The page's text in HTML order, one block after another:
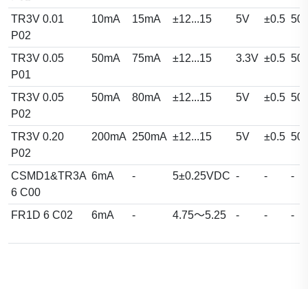
TR3V 0.01
P02
10mA 15mA ±12...15 5V ±0.5 50
TR3V 0.05
P01
50mA 75mA ±12...15 3.3V ±0.5 50
TR3V 0.05
P02
50mA 80mA ±12...15 5V ±0.5 50
TR3V 0.20
P02
200mA 250mA ±12...15 5V ±0.5 50
CSMD1&TR3A
6 C00
6mA - 5±0.25VDC - - -
FR1D 6 C02 6mA - 4.75～5.25 - - -